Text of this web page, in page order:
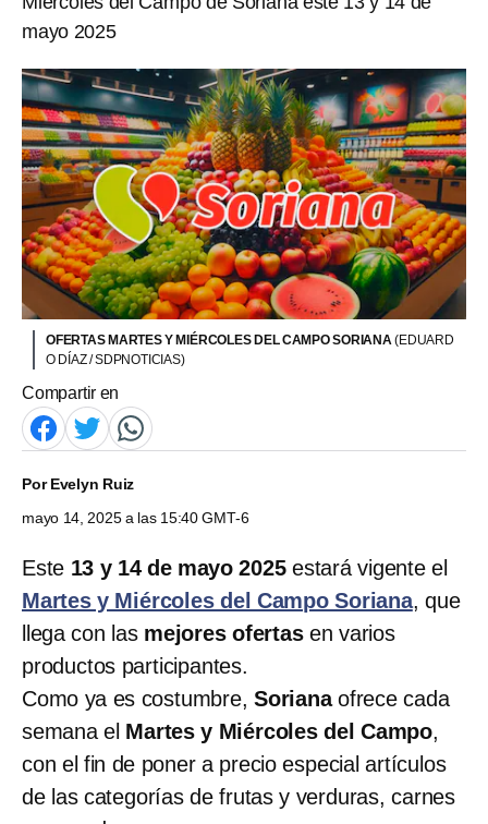
mayo 2025
OFERTAS MARTES Y MIÉRCOLES DEL CAMPO SORIANA(EDUARD
O DÍAZ / SDPNOTICIAS)
Compartir en
PorEvelyn Ruiz
mayo 14, 2025 a las 15:40 GMT-6
Este 13 y 14 de mayo 2025estará vigente el
Martes y Miércoles del Campo Soriana, que
llega con las mejores ofertasen varios
productos participantes.
Como ya es costumbre, Sorianaofrece cada
semana el Martes y Miércoles del Campo,
con el fin de poner a precio especial artículos
de las categorías de frutas y verduras, carnes